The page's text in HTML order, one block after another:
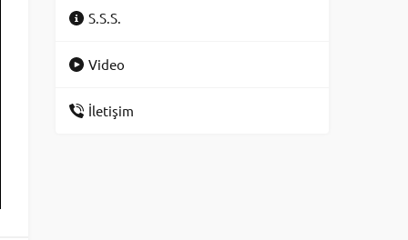
S.S.S.
Video
İletişim